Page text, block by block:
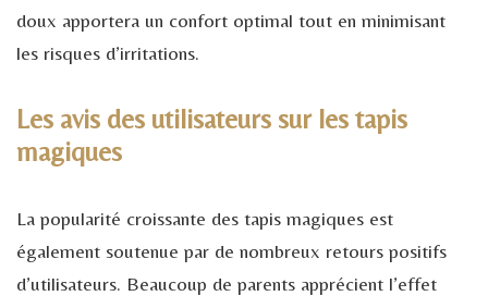
doux apportera un confort optimal tout en minimisant
les risques d’irritations.
Les avis des utilisateurs sur les tapis
magiques
La popularité croissante des tapis magiques est
également soutenue par de nombreux retours positifs
d’utilisateurs. Beaucoup de parents apprécient l’effet